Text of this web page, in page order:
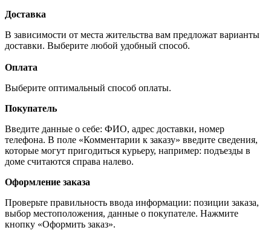
Доставка
В зависимости от места жительства вам предложат варианты
доставки. Выберите любой удобный способ.
Оплата
Выберите оптимальный способ оплаты.
Покупатель
Введите данные о себе: ФИО, адрес доставки, номер
телефона. В поле «Комментарии к заказу» введите сведения,
которые могут пригодиться курьеру, например: подъезды в
доме считаются справа налево.
Оформление заказа
Проверьте правильность ввода информации: позиции заказа,
выбор местоположения, данные о покупателе. Нажмите
кнопку «Оформить заказ».